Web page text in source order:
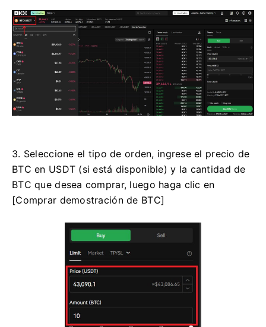
3. Seleccione el tipo de orden, ingrese el precio de
BTC en USDT (si está disponible) y la cantidad de
BTC que desea comprar, luego haga clic en
[Comprar demostración de BTC]